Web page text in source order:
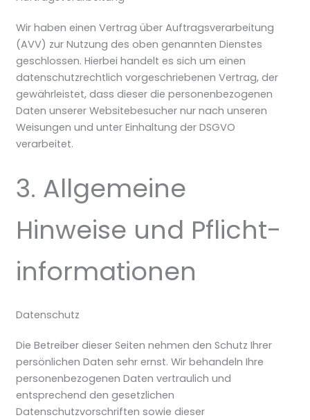
Wir haben einen Vertrag über Auftragsverarbeitung
(AVV) zur Nutzung des oben genannten Dienstes
geschlossen. Hierbei handelt es sich um einen
datenschutzrechtlich vorgeschriebenen Vertrag, der
gewährleistet, dass dieser die personenbezogenen
Daten unserer Websitebesucher nur nach unseren
Weisungen und unter Einhaltung der DSGVO
verarbeitet.
3. Allgemeine
Hinweise und Pflicht­
informationen
Datenschutz
Die Betreiber dieser Seiten nehmen den Schutz Ihrer
persönlichen Daten sehr ernst. Wir behandeln Ihre
personenbezogenen Daten vertraulich und
entsprechend den gesetzlichen
Datenschutzvorschriften sowie dieser